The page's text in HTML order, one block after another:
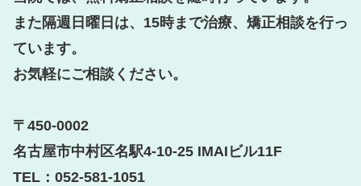
また隔週日曜日は、15時まで治療、矯正相談を行っ
ています。
お気軽にご相談ください。
〒450-0002
名古屋市中村区名駅4-10-25 IMAIビル11F
TEL：052-581-1051